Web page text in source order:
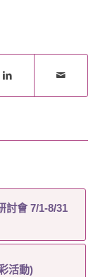
討會 7/1-8/31
活動)